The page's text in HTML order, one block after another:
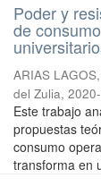
Poder y
de
ARIAS
del Zulia,
Este trabajo
propuestas
consumo
transforma en